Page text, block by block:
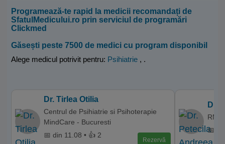
Programează-te rapid la medicii recomandați de
SfatulMedicului.ro prin serviciul de programări
Clickmed
Găsești peste 7500 de medici cu program disponibil
Alege medicul potrivit pentru: Psihiatrie , .
Dr. Tirlea Otilia
Centrul de Psihiatrie si Psihoterapie
MindCare - Bucuresti
📅 din 11.08 • 👍 2
Rezervă
Dr.
📅